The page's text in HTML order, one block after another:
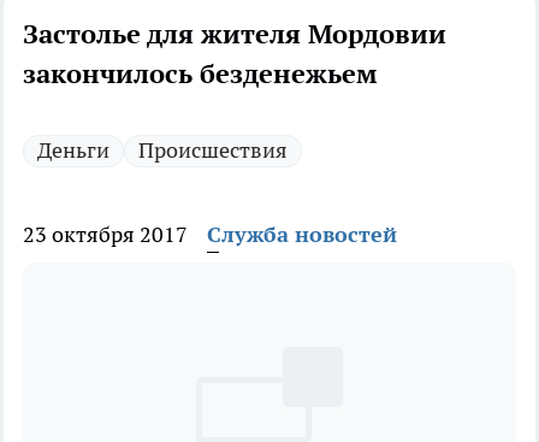
Застолье для жителя Мордовии
закончилось безденежьем
Деньги Происшествия
23 октября 2017 Служба новостей